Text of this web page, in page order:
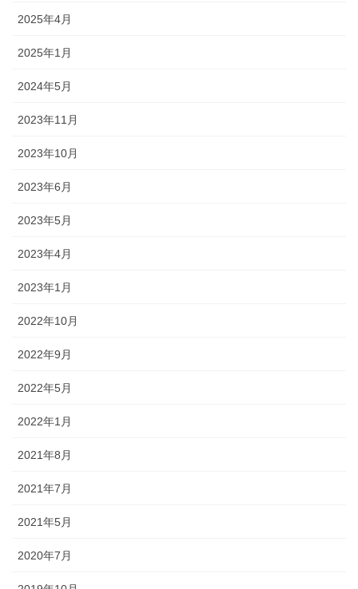
2025年4月
2025年1月
2024年5月
2023年11月
2023年10月
2023年6月
2023年5月
2023年4月
2023年1月
2022年10月
2022年9月
2022年5月
2022年1月
2021年8月
2021年7月
2021年5月
2020年7月